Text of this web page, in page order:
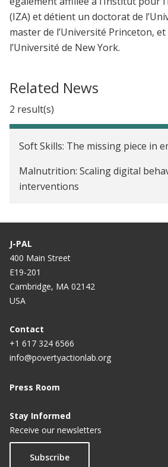
(IZA) et détient un doctorat de
master de l’Université Princeton, et
l’Université de New York.
Related News
2 result(s)
Soft Skills: The missing piece in
Malnutrition: Scaling digital
interventions
J-PAL
400 Main Street
E19-201
Cambridge, MA 02142
USA
Contact
+1 617 324 6566
info@povertyactionlab.org
Press Room
Stay Informed
Receive our newsletters
Subscribe